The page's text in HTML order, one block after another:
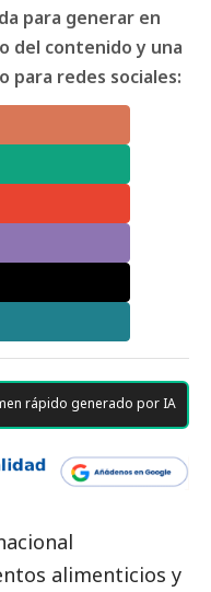
para generar en
del contenido y una
para redes sociales:
rápido generado por IA
alimenticios y